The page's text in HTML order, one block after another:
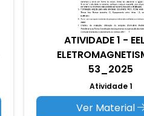
ATIVIDADE 1 -
53_2025
Atividade 1
Ver Material